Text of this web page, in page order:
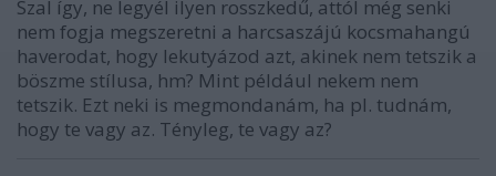
Szal így, ne legyél ilyen rosszkedű, attól még senki
nem fogja megszeretni a harcsaszájú kocsmahangú
haverodat, hogy lekutyázod azt, akinek nem tetszik a
böszme stílusa, hm? Mint például nekem nem
tetszik. Ezt neki is megmondanám, ha pl. tudnám,
hogy te vagy az. Tényleg, te vagy az?